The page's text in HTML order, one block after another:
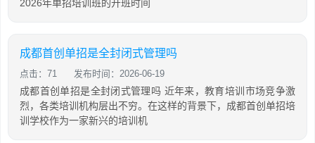
2026年单招培训班的开班时间
成都首创单招是全封闭式管理吗
点击：71 发布时间：2026-06-19
成都首创单招是全封闭式管理吗 近年来，教育培训市场竞争激
烈，各类培训机构层出不穷。在这样的背景下，成都首创单招培
训学校作为一家新兴的培训机